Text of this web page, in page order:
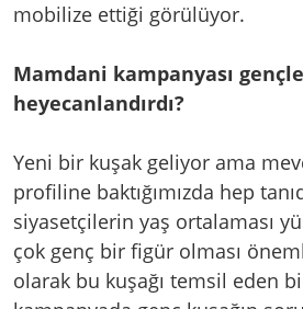
mobilize ettiği görülüyor.
Mamdani kampanyası
heyecanlandırdı?
Yeni bir kuşak geliyor ama
profiline baktığımızda hep
siyasetçilerin yaş ortalaması
çok genç bir figür olması
olarak bu kuşağı temsil eden